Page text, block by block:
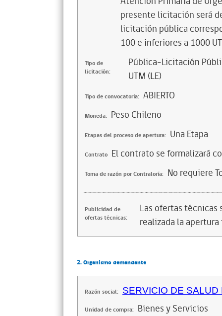
presente licitación será
licitación pública
100 e inferiores a 1000
Tipo de
licitación:
Pública-Licitación
UTM (LE)
Tipo de convocatoria: ABIERTO
Moneda: Peso Chileno
Etapas del proceso de apertura: Una Etapa
Contrato El contrato se formalizará
Toma de razón por Contraloría: No requiere
Publicidad de
ofertas técnicas:
Las ofertas
realizada la
2. Organismo demandante
Razón social: SERVICIO DE
Unidad de compra: Bienes y Servicios